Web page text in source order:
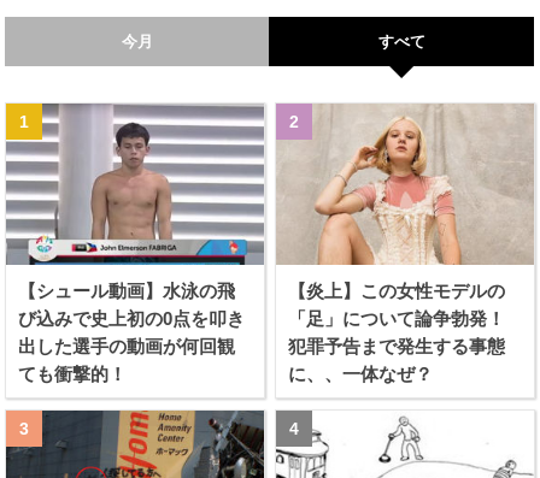
今月 すべて
【シュール動画】水泳の飛
び込みで史上初の0点を叩き
出した選手の動画が何回観
ても衝撃的！
【炎上】この女性モデルの
「足」について論争勃発！
犯罪予告まで発生する事態
に、、一体なぜ？